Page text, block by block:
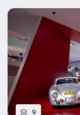
9